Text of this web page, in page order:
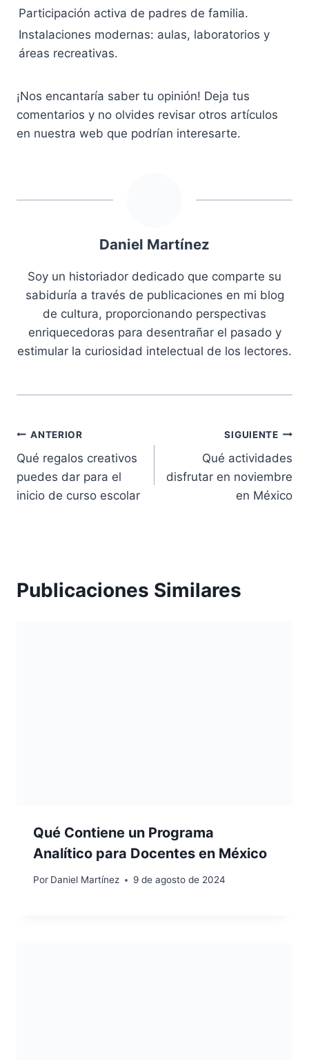
Participación activa de padres de familia.
Instalaciones modernas: aulas, laboratorios y
áreas recreativas.
¡Nos encantaría saber tu opinión! Deja tus
comentarios y no olvides revisar otros artículos
en nuestra web que podrían interesarte.
Daniel Martínez
Soy un historiador dedicado que comparte su
sabiduría a través de publicaciones en mi blog
de cultura, proporcionando perspectivas
enriquecedoras para desentrañar el pasado y
estimular la curiosidad intelectual de los lectores.
Navegación
de
entradas
ANTERIOR
Qué regalos creativos
puedes dar para el
inicio de curso escolar
SIGUIENTE
Qué actividades
disfrutar en noviembre
en México
Publicaciones Similares
Qué Contiene un Programa
Analítico para Docentes en México
Por Daniel Martínez 9 de agosto de 2024